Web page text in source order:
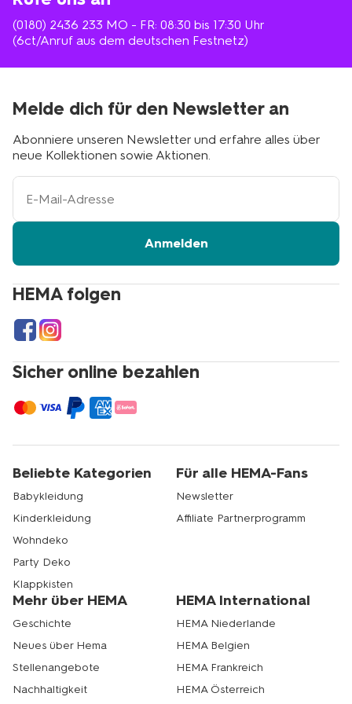
(0180) 2436 233 MO - FR: 08:30 bis 17:30 Uhr
(6ct/Anruf aus dem deutschen Festnetz)
HEMA folgen
Sicher online bezahlen
Melde dich für den Newsletter an
Abonniere unseren Newsletter und erfahre alles über
neue Kollektionen sowie Aktionen.
Ihre
Adresse
Anmelden
Beliebte Kategorien
Babykleidung
Kinderkleidung
Wohndeko
Party Deko
Klappkisten
Für alle HEMA-Fans
Newsletter
Affiliate Partnerprogramm
Mehr über HEMA
Geschichte
Neues über Hema
Stellenangebote
Nachhaltigkeit
HEMA International
HEMA Niederlande
HEMA Belgien
HEMA Frankreich
HEMA Österreich